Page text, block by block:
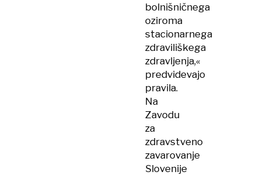
bolnišničnega
oziroma
stacionarnega
zdraviliškega
zdravljenja,«
predvidevajo
pravila.
Na
Zavodu
za
zdravstveno
zavarovanje
Slovenije